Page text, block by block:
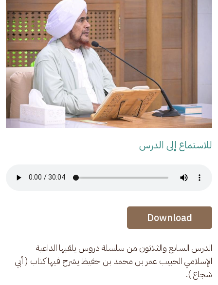
للاستماع إلى الدرس
Audio Stream
Audio Stream
Download
الدرس السابع والثلاثون من سلسلة دروس يلقيها الداعية
الإسلامي الحبيب عمر بن محمد بن حفيظ يشرح فيها كتاب ( أبي
شجاع ).